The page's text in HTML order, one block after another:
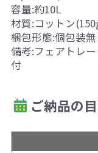
容量:約10L
材質:コットン
梱包形態:個包装無
備考:フェアトレ
付
ご納品の